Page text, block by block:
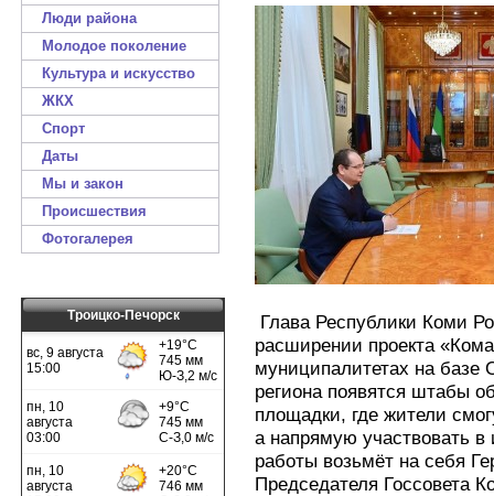
Люди района
Молодое поколение
Культура и искусство
ЖКХ
Спорт
Даты
Мы и закон
Происшествия
Фотогалерея
Троицко-Печорск
Глава Республики Коми
расширении проекта
муниципалитетах на
региона появятся штабы
площадки, где жители
а напрямую участвовать
работы возьмёт на себя
Председателя Госсовета